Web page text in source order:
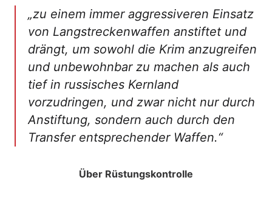
„zu einem immer aggressiveren Einsatz
von Langstreckenwaffen anstiftet und
drängt, um sowohl die Krim anzugreifen
und unbewohnbar zu machen als auch
tief in russisches Kernland
vorzudringen, und zwar nicht nur durch
Anstiftung, sondern auch durch den
Transfer entsprechender Waffen.“
Über Rüstungskontrolle